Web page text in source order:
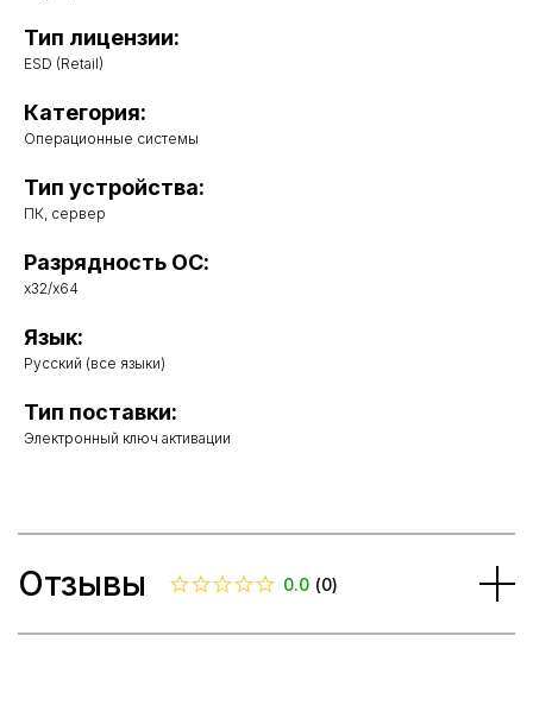
Тип лицензии:
ESD (Retail)
Категория:
Операционные системы
Тип устройства:
ПК, сервер
Разрядность ОС:
x32/x64
Язык:
Русский (все языки)
Тип поставки:
Электронный ключ активации
Отзывы 0.0 (0)